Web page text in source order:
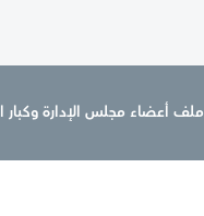
ملف أعضاء مجلس الإدارة وكبار